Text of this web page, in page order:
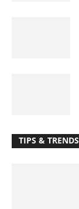
TIPS & TRENDS